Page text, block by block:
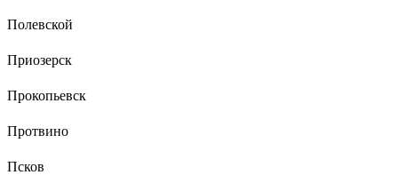
Полевской
Приозерск
Прокопьевск
Протвино
Псков